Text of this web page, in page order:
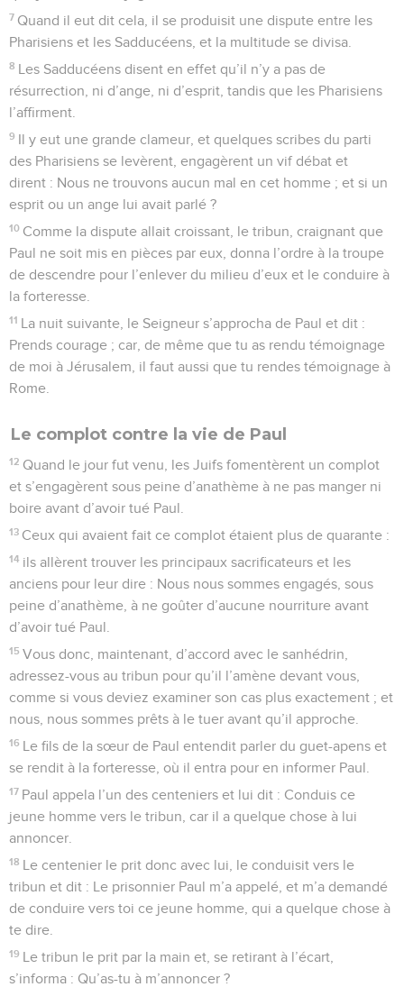
7 Quand il eut dit cela, il se produisit une dispute entre les
Pharisiens et les Sadducéens, et la multitude se divisa.
8 Les Sadducéens disent en effet qu’il n’y a pas de
résurrection, ni d’ange, ni d’esprit, tandis que les Pharisiens
l’affirment.
9 Il y eut une grande clameur, et quelques scribes du parti
des Pharisiens se levèrent, engagèrent un vif débat et
dirent : Nous ne trouvons aucun mal en cet homme ; et si un
esprit ou un ange lui avait parlé ?
10 Comme la dispute allait croissant, le tribun, craignant que
Paul ne soit mis en pièces par eux, donna l’ordre à la troupe
de descendre pour l’enlever du milieu d’eux et le conduire à
la forteresse.
11 La nuit suivante, le Seigneur s’approcha de Paul et dit :
Prends courage ; car, de même que tu as rendu témoignage
de moi à Jérusalem, il faut aussi que tu rendes témoignage à
Rome.
Le complot contre la vie de Paul
12 Quand le jour fut venu, les Juifs fomentèrent un complot
et s’engagèrent sous peine d’anathème à ne pas manger ni
boire avant d’avoir tué Paul.
13 Ceux qui avaient fait ce complot étaient plus de quarante :
14 ils allèrent trouver les principaux sacrificateurs et les
anciens pour leur dire : Nous nous sommes engagés, sous
peine d’anathème, à ne goûter d’aucune nourriture avant
d’avoir tué Paul.
15 Vous donc, maintenant, d’accord avec le sanhédrin,
adressez-vous au tribun pour qu’il l’amène devant vous,
comme si vous deviez examiner son cas plus exactement ; et
nous, nous sommes prêts à le tuer avant qu’il approche.
16 Le fils de la sœur de Paul entendit parler du guet-apens et
se rendit à la forteresse, où il entra pour en informer Paul.
17 Paul appela l’un des centeniers et lui dit : Conduis ce
jeune homme vers le tribun, car il a quelque chose à lui
annoncer.
18 Le centenier le prit donc avec lui, le conduisit vers le
tribun et dit : Le prisonnier Paul m’a appelé, et m’a demandé
de conduire vers toi ce jeune homme, qui a quelque chose à
te dire.
19 Le tribun le prit par la main et, se retirant à l’écart,
s’informa : Qu’as-tu à m’annoncer ?